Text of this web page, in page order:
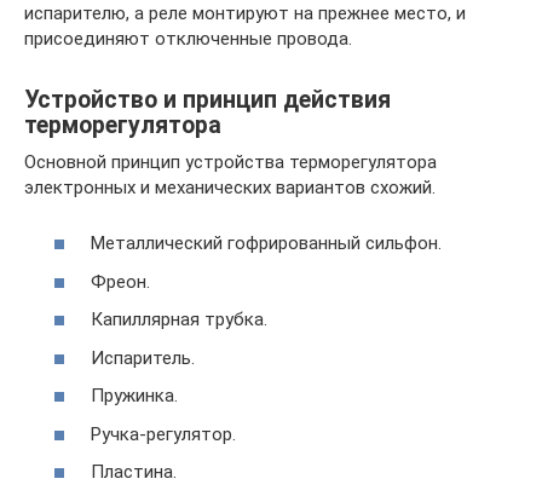
испарителю, а реле монтируют на прежнее место, и
присоединяют отключенные провода.
Устройство и принцип действия
терморегулятора
Основной принцип устройства терморегулятора
электронных и механических вариантов схожий.
Металлический гофрированный сильфон.
Фреон.
Капиллярная трубка.
Испаритель.
Пружинка.
Ручка-регулятор.
Пластина.